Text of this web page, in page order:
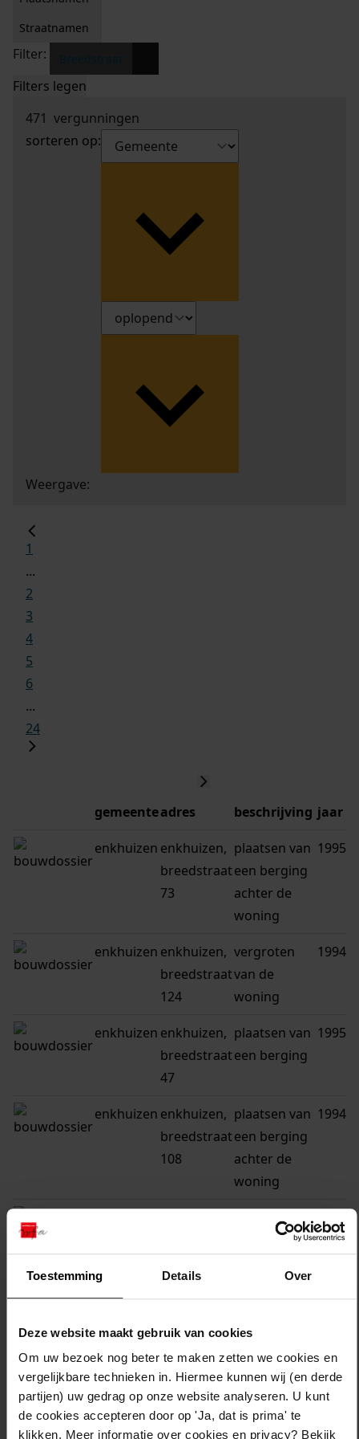
Toestemming Details Over
Deze website maakt gebruik van cookies
Om uw bezoek nog beter te maken zetten we cookies en
vergelijkbare technieken in. Hiermee kunnen wij (en derde
partijen) uw gedrag op onze website analyseren. U kunt
de cookies accepteren door op 'Ja, dat is prima' te
klikken. Meer informatie over cookies en privacy? Bekijk
Straatnamen
Filter:
Filters legen
471 vergunningen
sorteren op:
Weergave:
1
...
2
3
4
5
6
...
24
gemeenteadres beschrijving jaar
enkhuizen enkhuizen,
breedstraat
73
plaatsen van
een berging
achter de
woning
1995
enkhuizen enkhuizen,
breedstraat
124
vergroten
van de
woning
1994
enkhuizen enkhuizen,
breedstraat
47
plaatsen van
een berging
1995
enkhuizen enkhuizen,
breedstraat
108
plaatsen van
een berging
achter de
woning
1994
veranderen
1994
enkhuizenenkhuizen, vergroten
1994
enkhuizen enkhuizen,
breedstraat
131
veranderen
en
vernieuwen
1992